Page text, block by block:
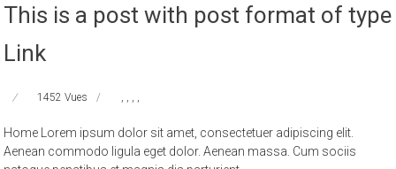
This is a post with post format of type
Link
1452 Vues , , , ,
Home Lorem ipsum dolor sit amet, consectetuer adipiscing elit.
Aenean commodo ligula eget dolor. Aenean massa. Cum sociis